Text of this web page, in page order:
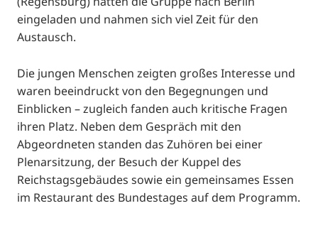
eingeladen und nahmen sich viel Zeit für den
Austausch.
Die jungen Menschen zeigten großes Interesse und
waren beeindruckt von den Begegnungen und
Einblicken – zugleich fanden auch kritische Fragen
ihren Platz. Neben dem Gespräch mit den
Abgeordneten standen das Zuhören bei einer
Plenarsitzung, der Besuch der Kuppel des
Reichstagsgebäudes sowie ein gemeinsames Essen
im Restaurant des Bundestages auf dem Programm.